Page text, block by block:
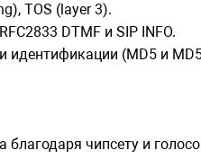
TOS (layer 3).
DTMF и SIP INFO.
(MD5 и
благодаря чипсету и